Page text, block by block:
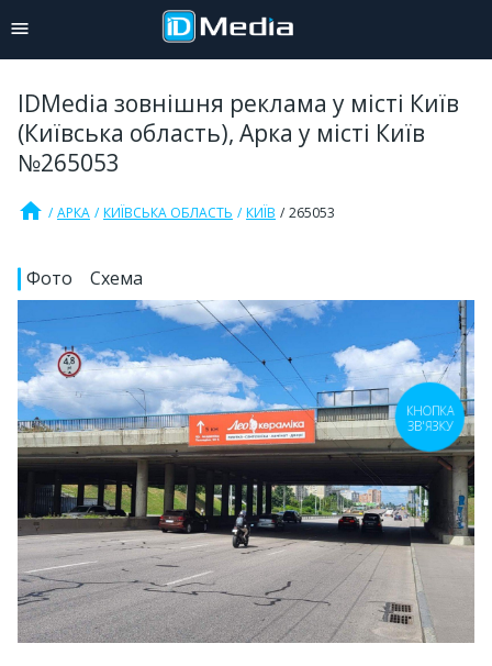
IDMedia зовнішня реклама у місті Київ
(Київська область), Арка у місті Київ
№265053
home АРКА КИЇВСЬКА ОБЛАСТЬ КИЇВ 265053
Фото Схема
КНОПКА
ЗВ'ЯЗКУ